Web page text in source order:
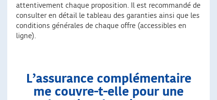
attentivement chaque proposition. Il est recommandé de
consulter en détail le tableau des garanties ainsi que les
conditions générales de chaque offre (accessibles en
ligne).
L’assurance complémentaire
me couvre-t-elle pour une